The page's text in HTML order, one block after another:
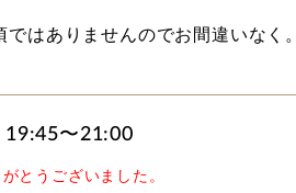
はありませんのでお間違いなく。
19:45〜21:00
とうございました。